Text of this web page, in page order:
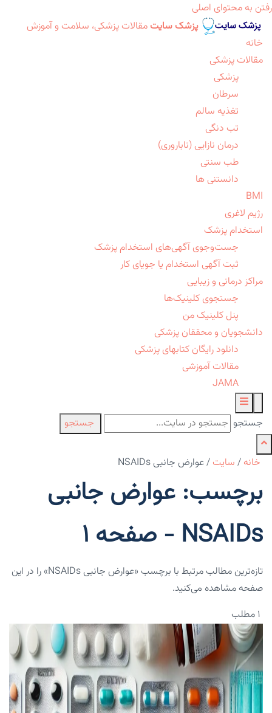
رفتن به محتوای اصلی
پزشک سایت مقالات پزشکی، سلامت و آموزش
خانه
مقالات پزشکی
پزشکی
سرطان
تغذیه سالم
تب دنگی
درمان نازایی (ناباروری)
طب سنتی
دانستنی ها
BMI
رژیم لاغری
استخدام پزشک
جست‌وجوی آگهی‌های استخدام پزشک
ثبت آگهی استخدام یا جویای کار
مراکز درمانی و زیبایی
جستجوی کلینیک‌ها
پنل کلینیک من
دانشجویان و محققان پزشکی
دانلود رایگان کتابهای پزشکی
مقالات آموزشی
JAMA
جستجو جستجو
خانه / سایت /عوارض جانبی NSAIDs
برچسب: عوارض جانبی
NSAIDs - صفحه 1
تازه‌ترین مطالب مرتبط با برچسب «عوارض جانبی NSAIDs» را در این
صفحه مشاهده می‌کنید.
۱ مطلب